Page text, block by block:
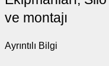
ve montajı
Ayrıntılı Bilgi